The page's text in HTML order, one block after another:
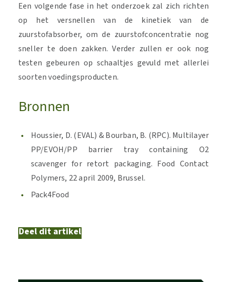
Een volgende fase in het onderzoek zal zich richten
op het versnellen van de kinetiek van de
zuurstofabsorber, om de zuurstofconcentratie nog
sneller te doen zakken. Verder zullen er ook nog
testen gebeuren op schaaltjes gevuld met allerlei
soorten voedingsproducten.
Bronnen
Houssier, D. (EVAL) & Bourban, B. (RPC). Multilayer
PP/EVOH/PP barrier tray containing O2
scavenger for retort packaging. Food Contact
Polymers, 22 april 2009, Brussel.
Pack4Food
Deel dit artikel